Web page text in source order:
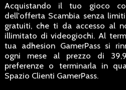
Acquistando il tuo gioco
dell'offerta Scambia senza
gratuiti, che ti da accesso al
illimitato di videogiochi. Al
tua adhesion GamerPass si
ogni mese al prezzo di
preferenze o terminarla in
Spazio Clienti GamerPass.